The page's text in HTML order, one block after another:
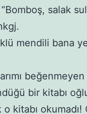
“Bomboş, salak
mendili bana
bir kitabı
o kitabı